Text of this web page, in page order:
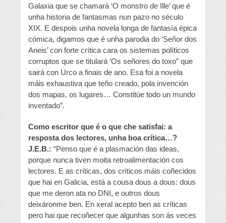
Galaxia que se chamará ‘O monstro de Ille’ que é
unha historia de fantasmas nun pazo no século
XIX. E despois unha novela longa de fantasía épica
cómica, digamos que é unha parodia do ‘Señor dos
Aneis’ con forte crítica cara os sistemas políticos
corruptos que se titulará ‘Os señores do toxo” que
sairá con Urco a finais de ano. Esa foi a novela
máis exhaustiva que teño creado, pola invención
dos mapas, os lugares… Constitúe todo un mundo
inventado”.
Como escritor que é o que che satisfai: a
resposta dos lectores, unha boa crítica…?
J.E.B.: “Penso que é a plasmación das ideas,
porque nunca tiven moita retroalimentación cos
lectores. E as críticas, dos críticos máis coñecidos
que hai en Galicia, está a cousa dous a dous: dous
que me deron ata no DNI, e outros dous
deixáronme ben. En xeral acepto ben as críticas
pero hai que recoñecer que algunhas son ás veces